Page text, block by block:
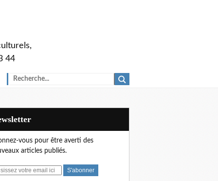
44
vous pour être averti des
articles publiés.